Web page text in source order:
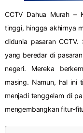
CCTV Dahua Murah –
tinggi, hingga akhirnya
didunia pasaran
yang beredar di
negeri. Mereka
masing. Namun, hal ini
menjadi tenggelam di
mengembangkan fitur-